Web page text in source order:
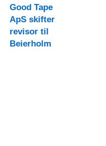
Good Tape
ApS skifter
revisor til
Beierholm